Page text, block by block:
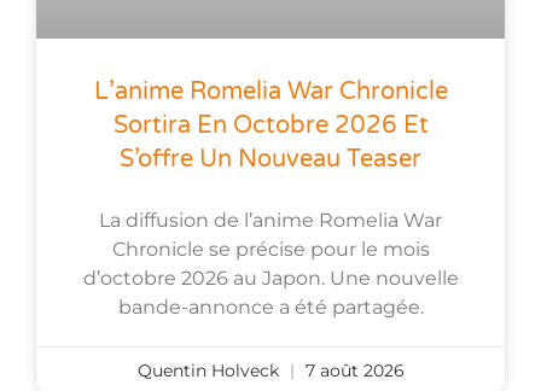
L’anime Romelia War Chronicle
Sortira En Octobre 2026 Et
S’offre Un Nouveau Teaser
La diffusion de l’anime Romelia War
Chronicle se précise pour le mois
d’octobre 2026 au Japon. Une nouvelle
bande-annonce a été partagée.
Quentin Holveck 7 août 2026